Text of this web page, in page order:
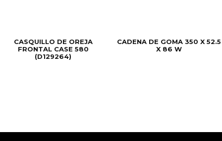
CASQUILLO DE OREJA
FRONTAL CASE 580
(D129264)
CADENA DE GOMA 350 X 52.5
X 86 W